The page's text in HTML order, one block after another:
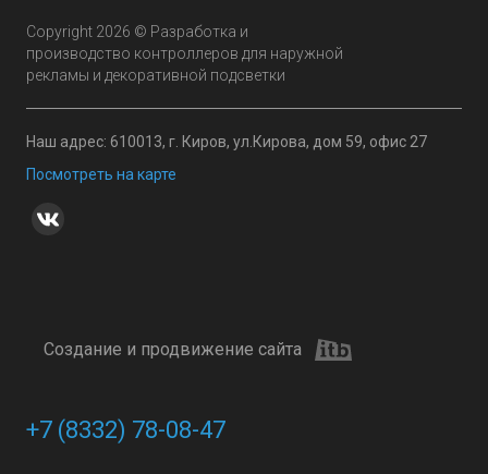
Copyright 2026 © Разработка и
производство контроллеров для наружной
рекламы и декоративной подсветки
Наш адрес: 610013, г. Киров, ул.Кирова, дом 59, офис 27
Посмотреть на карте
Создание и продвижение сайта
+7 (8332) 78-08-47